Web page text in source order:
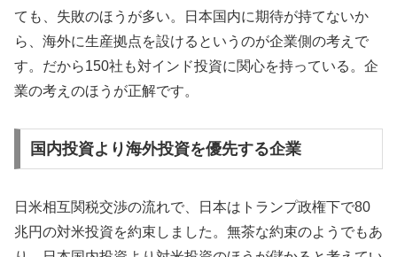
ても、失敗のほうが多い。日本国内に期待が持てないか
ら、海外に生産拠点を設けるというのが企業側の考えで
す。だから150社も対インド投資に関心を持っている。企
業の考えのほうが正解です。
国内投資より海外投資を優先する企業
日米相互関税交渉の流れで、日本はトランプ政権下で80
兆円の対米投資を約束しました。無茶な約束のようでもあ